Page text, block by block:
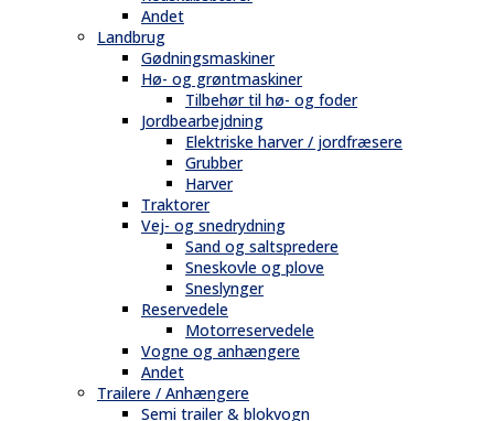
Andet
Landbrug
Gødningsmaskiner
Hø- og grøntmaskiner
Tilbehør til hø- og foder
Jordbearbejdning
Elektriske harver / jordfræsere
Grubber
Harver
Traktorer
Vej- og snedrydning
Sand og saltspredere
Sneskovle og plove
Sneslynger
Reservedele
Motorreservedele
Vogne og anhængere
Andet
Trailere / Anhængere
Semi trailer & blokvogn